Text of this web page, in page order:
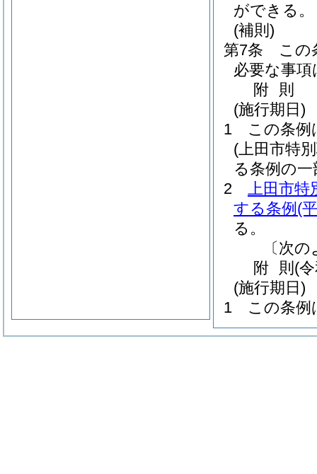
ができる。
(補則)
第7条
この
必要な事
附 則
(施行期日)
1
この条例
(上田市特
る条例の一
2
上田市特
する条例 (
る。
〔次
附 則 (
(施行期日)
1
この条例